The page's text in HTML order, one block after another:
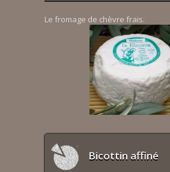
Le fromage de chèvre frais.
Bicottin affiné